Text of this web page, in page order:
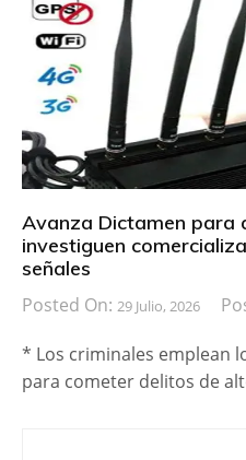
Avanza Dictamen para
investiguen
señales
Posted On: 29 Julio, 2026
* Los criminales emplean
para cometer delitos de